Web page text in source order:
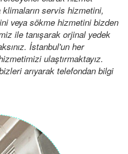
servis hizmetini,
veya sökme hizmetini bizden
ile tanışarak orjinal yedek
İstanbul'un her
ulaştırmaktayız.
arıyarak telefondan bilgi